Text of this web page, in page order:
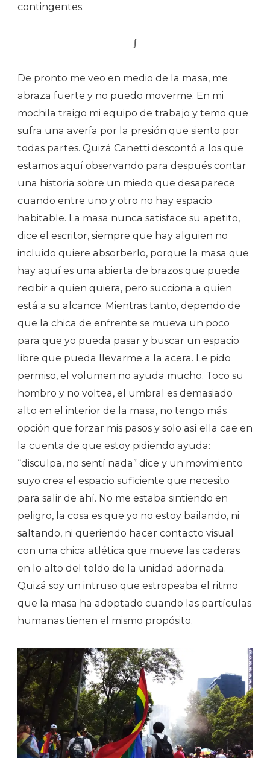
contingentes.
∫
De pronto me veo en medio de la masa, me
abraza fuerte y no puedo moverme. En mi
mochila traigo mi equipo de trabajo y temo que
sufra una avería por la presión que siento por
todas partes. Quizá Canetti descontó a los que
estamos aquí observando para después contar
una historia sobre un miedo que desaparece
cuando entre uno y otro no hay espacio
habitable. La masa nunca satisface su apetito,
dice el escritor, siempre que hay alguien no
incluido quiere absorberlo, porque la masa que
hay aquí es una abierta de brazos que puede
recibir a quien quiera, pero succiona a quien
está a su alcance. Mientras tanto, dependo de
que la chica de enfrente se mueva un poco
para que yo pueda pasar y buscar un espacio
libre que pueda llevarme a la acera. Le pido
permiso, el volumen no ayuda mucho. Toco su
hombro y no voltea, el umbral es demasiado
alto en el interior de la masa, no tengo más
opción que forzar mis pasos y solo así ella cae en
la cuenta de que estoy pidiendo ayuda:
“disculpa, no sentí nada” dice y un movimiento
suyo crea el espacio suficiente que necesito
para salir de ahí. No me estaba sintiendo en
peligro, la cosa es que yo no estoy bailando, ni
saltando, ni queriendo hacer contacto visual
con una chica atlética que mueve las caderas
en lo alto del toldo de la unidad adornada.
Quizá soy un intruso que estropeaba el ritmo
que la masa ha adoptado cuando las partículas
humanas tienen el mismo propósito.